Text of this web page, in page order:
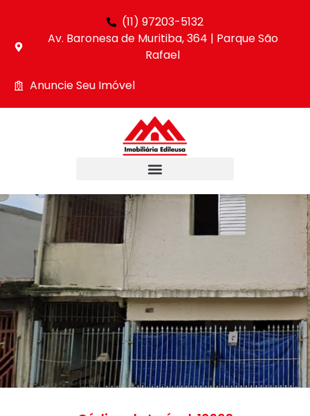
(11) 97203-5132
Av. Baronesa de Muritiba, 364 | Parque São
Rafael
Anuncie Seu Imóvel